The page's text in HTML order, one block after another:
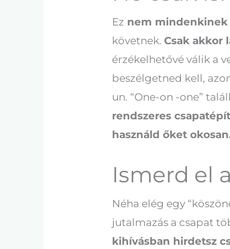
Ez nem mindenkinek
követnek.Csak akkor
érzékelhetővé válik a
beszélgetned kell,
un. “One-on -one”
rendszeres
használd őket
Ismerd el
Néha elég egy
jutalmazás a csapat
kihívásban hirdetsz